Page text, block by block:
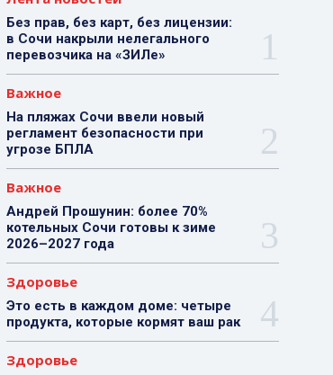
Без прав, без карт, без лицензии:
в Сочи накрыли нелегального
перевозчика на «ЗИЛе»
Важное
На пляжах Сочи ввели новый
регламент безопасности при
угрозе БПЛА
Важное
Андрей Прошунин: более 70%
котельных Сочи готовы к зиме
2026–2027 года
Здоровье
Это есть в каждом доме: четыре
продукта, которые кормят ваш рак
Здоровье